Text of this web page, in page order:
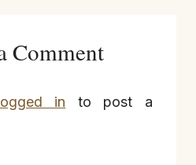
Comment
in to post a